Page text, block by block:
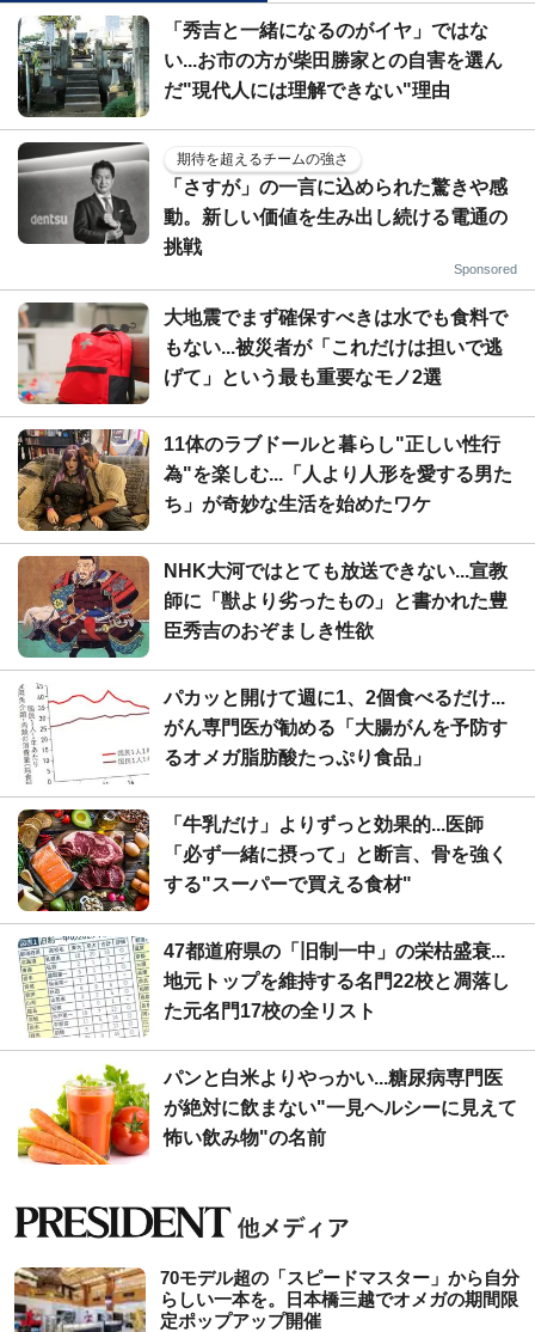
「秀吉と一緒になるのがイヤ」ではな
い...お市の方が柴田勝家との自害を選ん
だ"現代人には理解できない"理由
期待を超えるチームの強さ
「さすが」の一言に込められた驚きや感
動。新しい価値を生み出し続ける電通の
挑戦
Sponsored
大地震でまず確保すべきは水でも食料で
もない...被災者が「これだけは担いで逃
げて」という最も重要なモノ2選
11体のラブドールと暮らし"正しい性行
為"を楽しむ...「人より人形を愛する男た
ち」が奇妙な生活を始めたワケ
NHK大河ではとても放送できない...宣教
師に「獣より劣ったもの」と書かれた豊
臣秀吉のおぞましき性欲
パカッと開けて週に1、2個食べるだけ...
がん専門医が勧める「大腸がんを予防す
るオメガ脂肪酸たっぷり食品」
「牛乳だけ」よりずっと効果的...医師
「必ず一緒に摂って」と断言、骨を強く
する"スーパーで買える食材"
47都道府県の「旧制一中」の栄枯盛衰...
地元トップを維持する名門22校と凋落し
た元名門17校の全リスト
パンと白米よりやっかい...糖尿病専門医
が絶対に飲まない"一見ヘルシーに見えて
怖い飲み物"の名前
70モデル超の「スピードマスター」から自分
らしい一本を。日本橋三越でオメガの期間限
定ポップアップ開催